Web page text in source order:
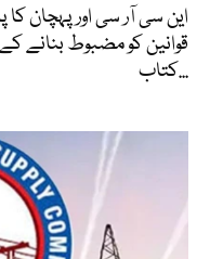
این سی آر سی اور پہچان
قوانین کو مضبوط بنانے
کتاب...